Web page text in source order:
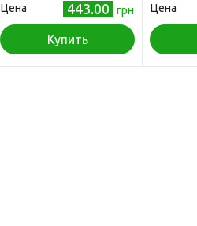
Цена 443.00 грн
Купить
Цена